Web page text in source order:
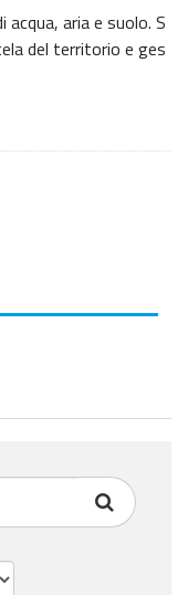
aria e suolo. S
del territorio e ges